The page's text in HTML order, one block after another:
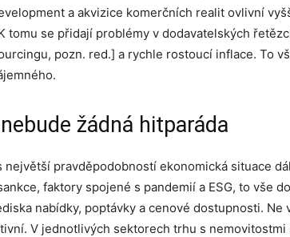
a akvizice komerčních realit ovlivní
tomu se přidají problémy v dodavatelských
pozn. red.] a rychle rostoucí inflace. To
žádná hitparáda
pravděpodobností ekonomická situace
faktory spojené s pandemií a ESG, to vše
nabídky, poptávky a cenové dostupnosti. Ne
V jednotlivých sektorech trhu s nemovitostmi